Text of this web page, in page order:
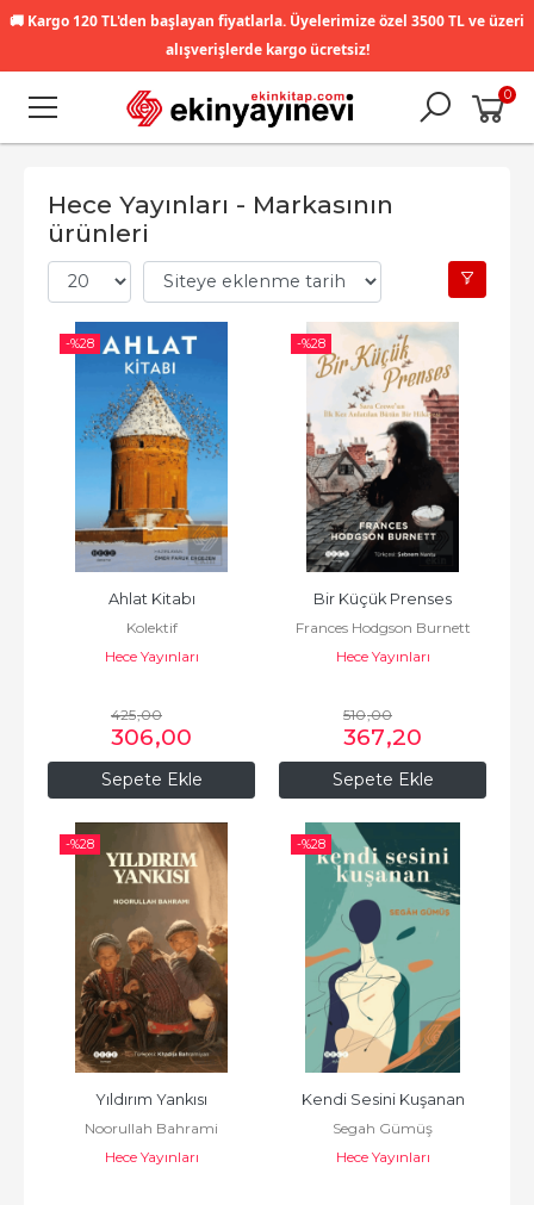
🚚 Kargo 120 TL'den başlayan fiyatlarla. Üyelerimize özel 3500 TL ve üzeri
alışverişlerde kargo ücretsiz!
0
Hece Yayınları - Markasının
ürünleri
-%28
Sepete Ekle
Ahlat Kitabı
Kolektif
Hece Yayınları
425,00
306,00
-%28
Sepete Ekle
Bir Küçük Prenses
Frances Hodgson Burnett
Hece Yayınları
510,00
367,20
-%28
Yıldırım Yankısı
Noorullah Bahrami
Hece Yayınları
-%28
Kendi Sesini Kuşanan
Segah Gümüş
Hece Yayınları